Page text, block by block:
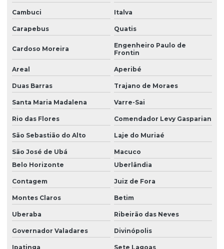
Cambuci Italva
Carapebus Quatis
Cardoso Moreira
Engenheiro Paulo de
Frontin
Areal Aperibé
Duas Barras Trajano de Moraes
Santa Maria Madalena Varre-Sai
Rio das Flores Comendador Levy Gasparian
São Sebastião do Alto Laje do Muriaé
São José de Ubá
Macuco
Belo Horizonte
Uberlândia
Contagem Juiz de Fora
Montes Claros Betim
Uberaba Ribeirão das Neves
Governador Valadares Divinópolis
Ipatinga Sete Lagoas